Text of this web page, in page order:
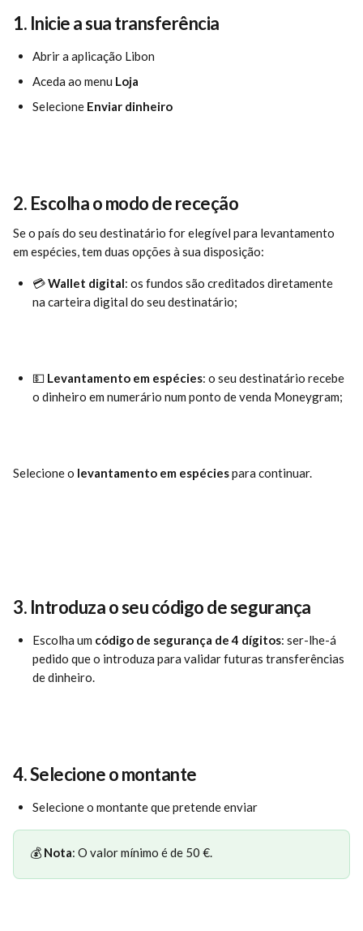
1. Inicie a sua transferência
Abrir a aplicação Libon
Aceda ao menu Loja
Selecione Enviar dinheiro
2. Escolha o modo de receção
Se o país do seu destinatário for elegível para levantamento
em espécies, tem duas opções à sua disposição:
💳 Wallet digital: os fundos são creditados diretamente
na carteira digital do seu destinatário;
💵 Levantamento em espécies: o seu destinatário recebe
o dinheiro em numerário num ponto de venda Moneygram;
Selecione o levantamento em espécies para continuar.
3. Introduza o seu código de segurança
Escolha um código de segurança de 4 dígitos: ser-lhe-á
pedido que o introduza para validar futuras transferências
de dinheiro.
4. Selecione o montante
Selecione o montante que pretende enviar
💰 Nota: O valor mínimo é de 50 €.